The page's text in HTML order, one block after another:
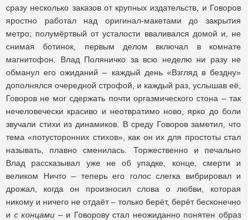
сразу несколько заказов от крупных издательств, и Говоров
яростно работал над оригинал-макетами до закрытия
метро; полумёртвый от усталости вваливался домой и, не
снимая ботинок, первым делом включал в комнате
магнитофон. Влад Поляничко за всю неделю ни разу не
обманул его ожиданий – каждый день «Взгляд в бездну»
дополнялся очередной строфой, и каждый раз, услышав её,
Говоров не мог сдержать почти оргазмического стона – так
нечеловечески красиво и неотвратимо ново, ярко до боли
звучали стихи из динамиков. В среду Говоров заметил, что
тема «потусторонних стихов», как он их для простоты стал
называть, плавно сменилась. Торжественно и печально
Влад рассказывал уже не об упадке, конце, смерти и
великом Ничто – теперь его голос слегка вибрировал и
дрожал, когда он произносил слова о любви, которая
никому и ничего не отдаёт – только берёт, берёт бесконечно
и с концами – и Говорову стал неожиданно понятен образ